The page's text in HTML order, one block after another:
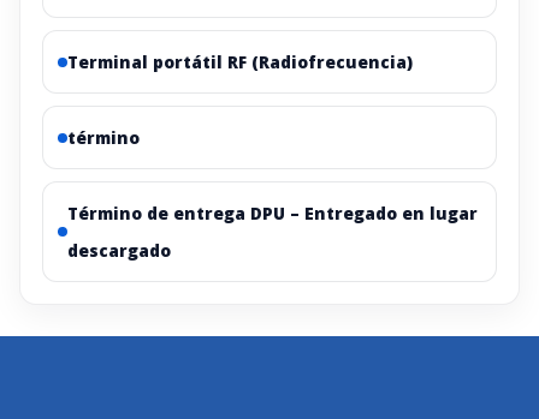
Terminal portátil RF (Radiofrecuencia)
término
Término de entrega DPU – Entregado en lugar
descargado